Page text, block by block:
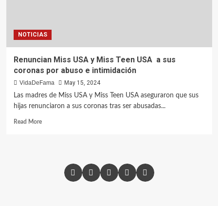
NOTICIAS
Renuncian Miss USA y Miss Teen USA a sus
coronas por abuso e intimidación
VidaDeFama
May 15, 2024
Las madres de Miss USA y Miss Teen USA aseguraron que sus
hijas renunciaron a sus coronas tras ser abusadas...
Read More